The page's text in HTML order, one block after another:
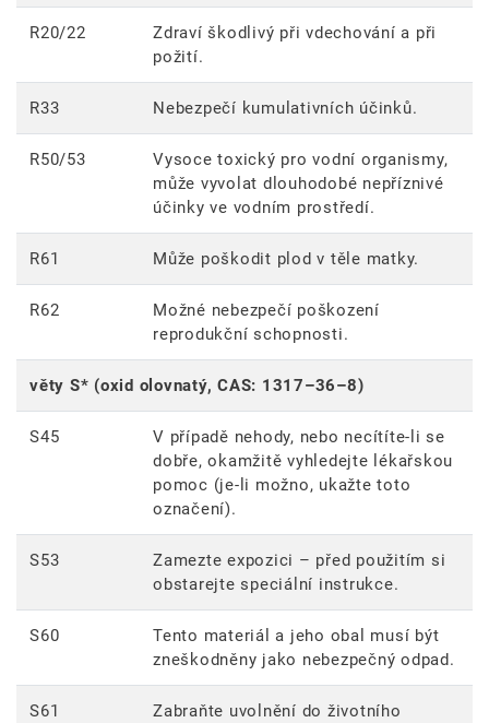
R20/22
Zdraví škodlivý při vdechování a při
požití.
R33 Nebezpečí kumulativních účinků.
R50/53
Vysoce toxický pro vodní organismy,
může vyvolat dlouhodobé nepříznivé
účinky ve vodním prostředí.
R61 Může poškodit plod v těle matky.
R62
Možné nebezpečí poškození
reprodukční schopnosti.
věty S* (oxid olovnatý, CAS: 1317–36–8)
S45
V případě nehody, nebo necítíte-li se
dobře, okamžitě vyhledejte lékařskou
pomoc (je-li možno, ukažte toto
označení).
S53
Zamezte expozici – před použitím si
obstarejte speciální instrukce.
S60
Tento materiál a jeho obal musí být
zneškodněny jako nebezpečný odpad.
S61
Zabraňte uvolnění do životního